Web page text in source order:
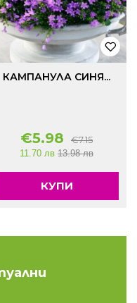
КАМПАНУЛА СИНЯ...
€5.98 €7.15
11.70 лв 13.98 лв
КУПИ